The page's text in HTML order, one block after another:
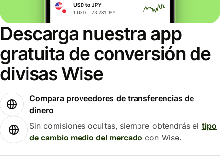
Descarga nuestra app
gratuita de conversión de
divisas Wise
Compara proveedores de transferencias de
dinero
Sin comisiones ocultas, siempre obtendrás el tipo
de cambio medio del mercado con Wise.